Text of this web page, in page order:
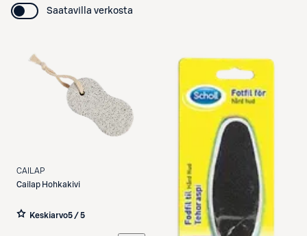
Saatavilla verkosta
CAILAP
Cailap Hohkakivi
Keskiarvo5 / 5